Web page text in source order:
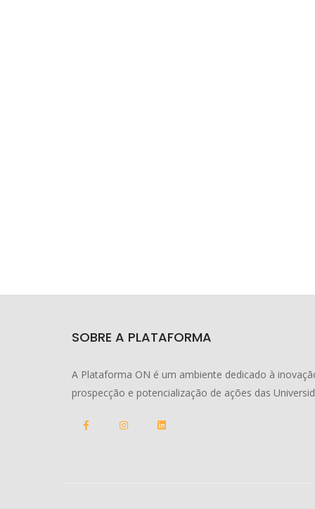
SOBRE A PLATAFORMA
A Plataforma ON é um ambiente dedicado à
prospecção e potencialização de ações das